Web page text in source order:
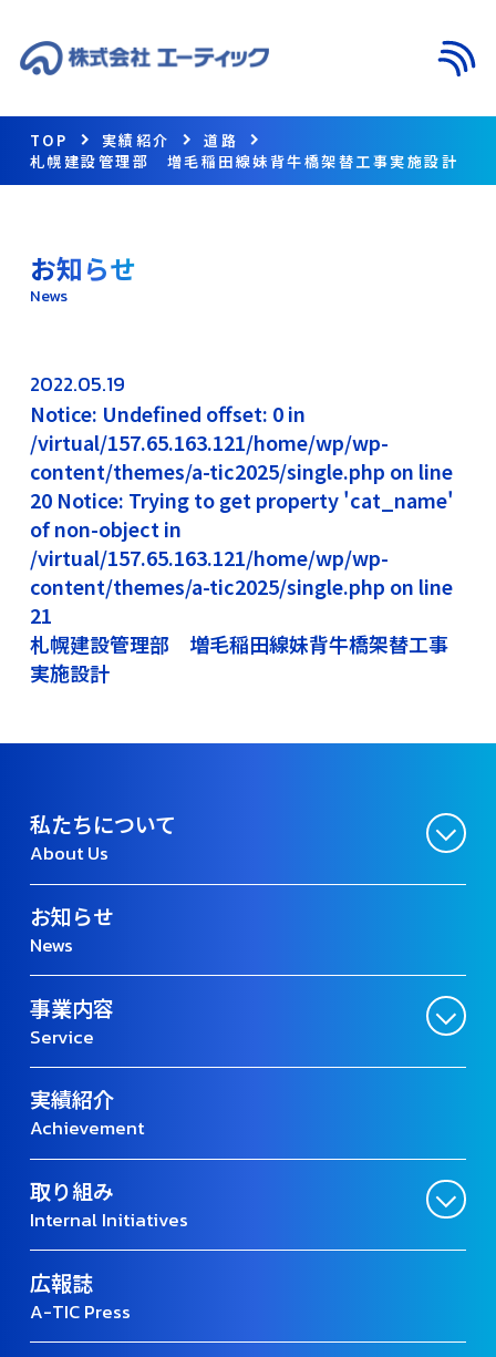
TOP 実績紹介
道路
札幌建設管理部 増毛稲田線妹背牛橋架替工事実施設計
お知らせ
News
2022.05.19
Notice: Undefined offset: 0 in
/virtual/157.65.163.121/home/wp/wp-
content/themes/a-tic2025/single.php on line
20 Notice: Trying to get property 'cat_name'
of non-object in
/virtual/157.65.163.121/home/wp/wp-
content/themes/a-tic2025/single.php on line
21
札幌建設管理部 増毛稲田線妹背牛橋架替工事
実施設計
私たちについて
About Us
お知らせ
News
事業内容
Service
実績紹介
Achievement
取り組み
Internal Initiatives
広報誌
A-TIC Press